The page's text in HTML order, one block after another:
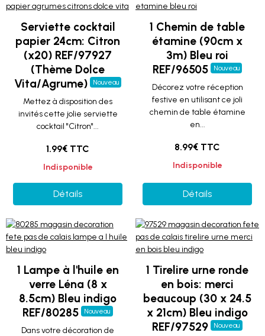
Serviette cocktail
papier 24cm: Citron
(x20) REF/97927
(Thème Dolce
Vita/Agrume)
Nouveau
Mettez à disposition des
invités cette jolie serviette
cocktail "Citron"...
1.99€ TTC
Indisponible
Détails
1 Chemin de table
étamine (90cm x
3m) Bleu roi
REF/96505
Nouveau
Décorez votre réception
festive en utilisant ce joli
chemin de table étamine
en...
8.99€ TTC
Indisponible
Détails
1 Lampe à l'huile en
verre Léna (8 x
8.5cm) Bleu indigo
REF/80285
Nouveau
Dans votre décoration de
1 Tirelire urne ronde
en bois: merci
beaucoup (30 x 24.5
x 21cm) Bleu indigo
REF/97529
Nouveau